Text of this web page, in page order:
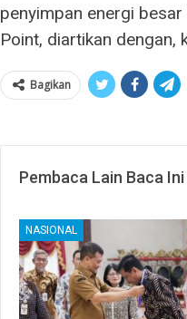
penyimpan energi
Point, diartikan dengan,
Bagikan
Pembaca Lain Baca Ini
NASIONAL